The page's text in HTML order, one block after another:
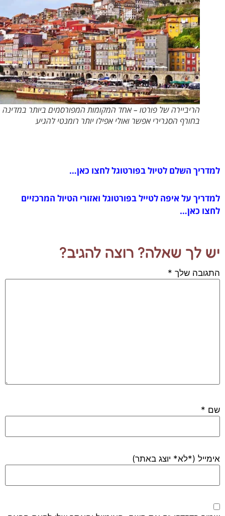
הריביירה של פורטו – אחד המקומות המפורסמים ביותר במדינה – גם
בחורף הסגרירי אפשר ואולי אפילו יותר רומנטי להגיע
השלם לטיול בפורטוגל לחצו כאן…
על איפה לטייל בפורטוגל ואזורי הטיול המרכזיים
כאן…
לך שאלה? רוצה להגיב?
שלך*
*
(*לא* יוצג באתר)